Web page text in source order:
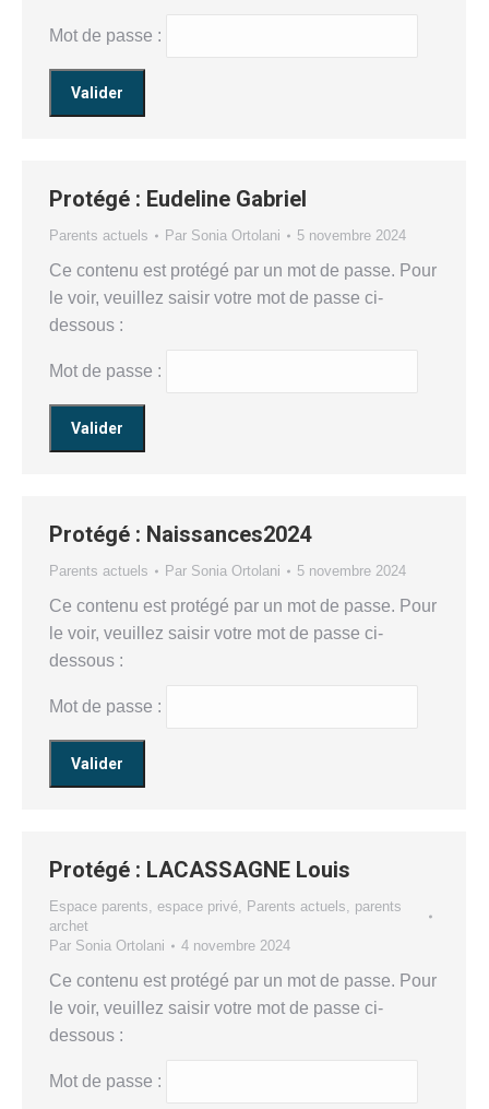
Mot de passe :
Protégé : Eudeline Gabriel
Parents actuels Par Sonia Ortolani 5 novembre 2024
Ce contenu est protégé par un mot de passe. Pour
le voir, veuillez saisir votre mot de passe ci-
dessous :
Mot de passe :
Protégé : Naissances2024
Parents actuels Par Sonia Ortolani 5 novembre 2024
Ce contenu est protégé par un mot de passe. Pour
le voir, veuillez saisir votre mot de passe ci-
dessous :
Mot de passe :
Protégé : LACASSAGNE Louis
Espace parents, espace privé, Parents actuels, parents
archet
Par Sonia Ortolani 4 novembre 2024
Ce contenu est protégé par un mot de passe. Pour
le voir, veuillez saisir votre mot de passe ci-
dessous :
Mot de passe :